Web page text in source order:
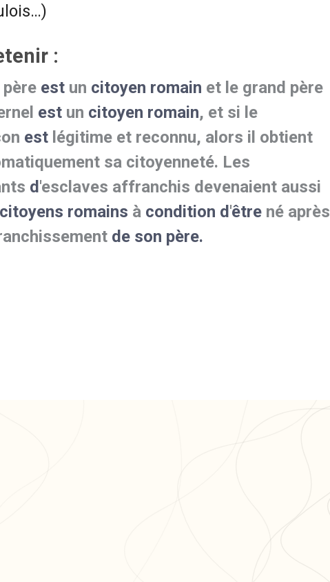
:
père estun citoyen romain et le grand père
estun citoyen romain, et si le
estlégitime et reconnu, alors il obtient
sa citoyenneté. Les
d'esclaves affranchis devenaient aussi
citoyens romains à condition d'êtrené après
de son père.